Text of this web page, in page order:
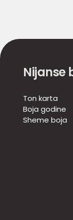
Nijanse
Ton karta
Boja godine
Sheme boja